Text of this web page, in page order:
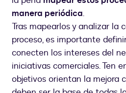
manera periódica.
Tras mapearlos y analizar la
proceso, es importante
conecten los intereses del
iniciativas comerciales. Ten
objetivos orientan la mejora